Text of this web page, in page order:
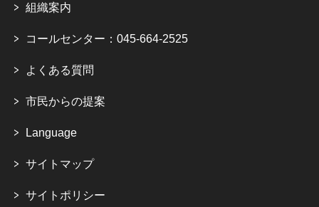
組織案内
コールセンター：045-664-2525
よくある質問
市民からの提案
Language
サイトマップ
サイトポリシー